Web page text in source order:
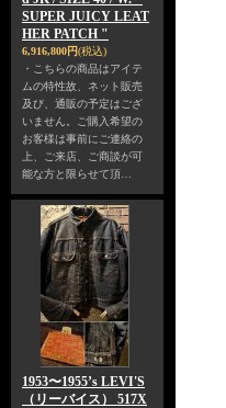
SUPER JUICY LEAT
HER PATCH "
6,916,800円(税込)
・こちらの商品はアイテ
ムの特性故、ネット販売
及び、通販の予定はござ
いません。ご購入希望の
お客様は事前にご連絡の
上、ご来店、ご商談が可
能な方と限らせて頂…
1953〜1955’s LEVI'S
（リーバイス） 517X